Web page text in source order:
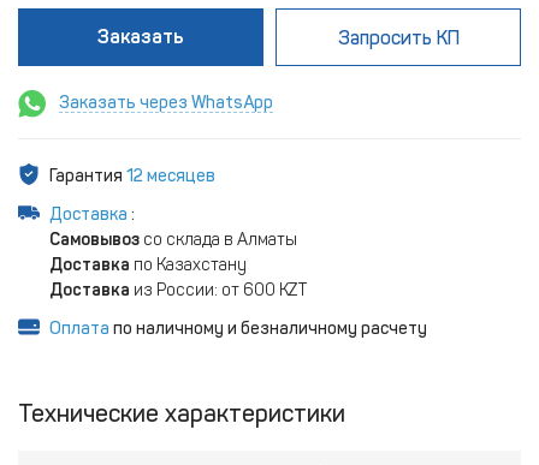
Заказать Запросить КП
Заказать через WhatsApp
Гарантия 12 месяцев
Доставка :
Самовывоз со склада в Алматы
Доставка по Казахстану
Доставка из России: от 600 KZT
Оплата по наличному и безналичному расчету
Технические характеристики